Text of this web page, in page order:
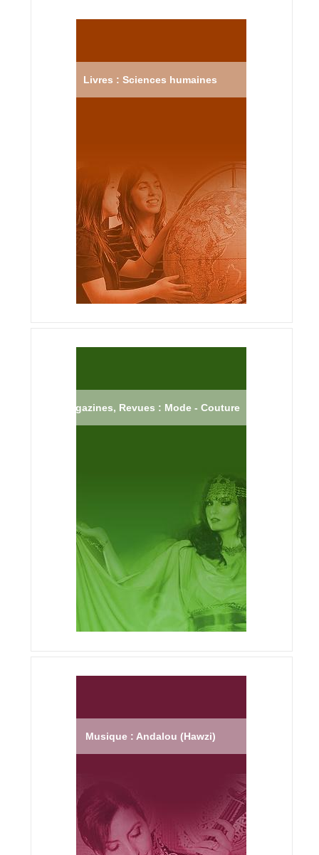
Livres : Sciences humaines
Magazines, Revues : Mode - Couture
Musique : Andalou (Hawzi)